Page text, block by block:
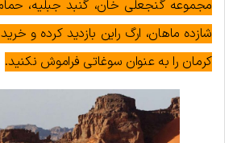
مجموعه گنجعلی خان، گنبد جبلیه،
شازده ماهان، ارگ راین بازدید کرده و
کرمان را به عنوان سوغاتی فراموش نکنید.